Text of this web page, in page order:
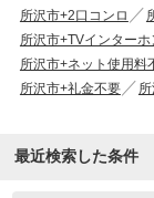
所沢市+2口コンロ
所沢市+TVインターホ
所沢市+ネット使用料
所沢市+礼金不要
最近検索した条件